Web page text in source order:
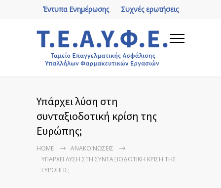
Συχνές ερωτήσεις
Έντυπα Ενημέρωσης
Υπάρχει λύση στη
συνταξιοδοτική κρίση της
Ευρώπης;
HOME
ΑΝΑΚΟΙΝΏΣΕΙΣ
ΥΠΆΡΧΕΙ ΛΎΣΗ ΣΤΗ ΣΥΝΤΑΞΙΟΔΟΤΙΚΉ ΚΡΊΣΗ ΤΗΣ
ΕΥΡΏΠΗΣ;